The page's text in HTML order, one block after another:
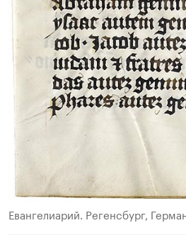
Евангелиарий. Регенсбург,